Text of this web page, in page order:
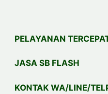
PELAYANAN
JASA SB FLASH
KONTAK WA/LINE/